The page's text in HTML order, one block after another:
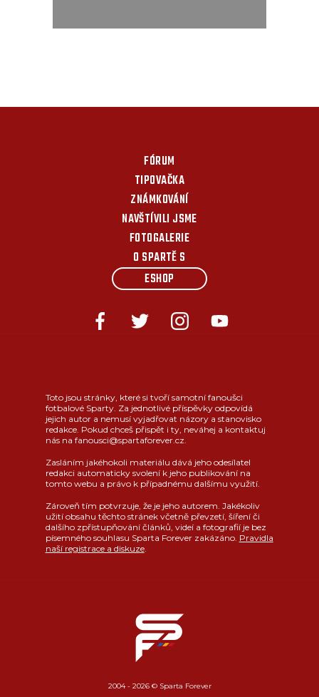
FÓRUM
TIPOVAČKA
ZNÁMKOVÁNÍ
NAVŠTÍVILI JSME
FOTOGALERIE
O SPARTĚ S
ESHOP
Toto jsou stránky, které si tvoří samotní fanoušci
fotbalové Sparty. Za jednotlivé příspěvky odpovídá
jejich autor a nemusí vyjadřovat názory a stanovisko
redakce. Pokud chceš přispět i ty, neváhej a kontaktuj
nás na fanousci@spartaforever.cz.
Zasláním jakéhokoli materiálu dává jeho odesílatel
redakci automaticky svolení k jeho publikování na
tomto webu a právo k případnému dalšímu využití.
Zároveň tím potvrzuje, že je jeho autorem. Jakékoliv
užití obsahu těchto stránek včetně převzetí, šíření či
dalšího zpřístupňování článků, videí a fotografií je bez
písemného souhlasu Sparta Forever zakázáno. Pravidla
naší registrace a diskuze.
2004 - 2026 © Sparta Forever